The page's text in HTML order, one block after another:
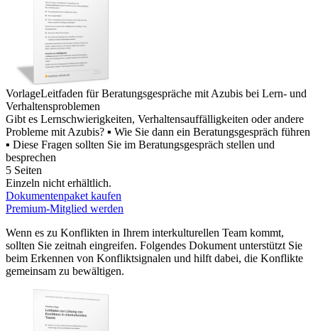
VorlageLeitfaden für Beratungsgespräche mit Azubis bei Lern- und
Verhaltensproblemen
Gibt es Lernschwierigkeiten, Verhaltensauffälligkeiten oder andere
Probleme mit Azubis? ▪ Wie Sie dann ein Beratungsgespräch führen
▪ Diese Fragen sollten Sie im Beratungsgespräch stellen und
besprechen
5 Seiten
Einzeln nicht erhältlich.
Dokumentenpaket kaufen
Premium-Mitglied werden
Wenn es zu Konflikten in Ihrem interkulturellen Team kommt,
sollten Sie zeitnah eingreifen. Folgendes Dokument unterstützt Sie
beim Erkennen von Konfliktsignalen und hilft dabei, die Konflikte
gemeinsam zu bewältigen.